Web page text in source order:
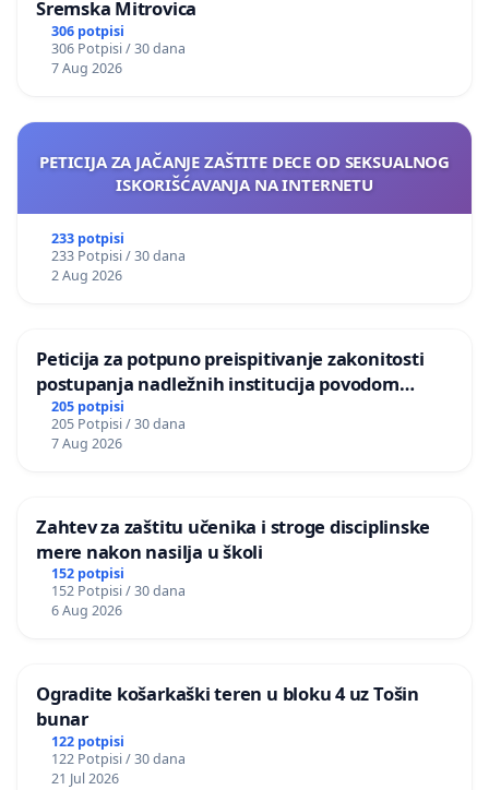
Sremska Mitrovica
306 potpisi
306 Potpisi / 30 dana
7 Aug 2026
PETICIJA ZA JAČANJE ZAŠTITE DECE OD SEKSUALNOG
ISKORIŠĆAVANJA NA INTERNETU
233 potpisi
233 Potpisi / 30 dana
2 Aug 2026
Peticija za potpuno preispitivanje zakonitosti
postupanja nadležnih institucija povodom
događaja u osnovnoj školi “Tatomir Anđelić” u
Mrčajevcima
205 potpisi
205 Potpisi / 30 dana
7 Aug 2026
Zahtev za zaštitu učenika i stroge disciplinske
mere nakon nasilja u školi
152 potpisi
152 Potpisi / 30 dana
6 Aug 2026
Ogradite košarkaški teren u bloku 4 uz Tošin
bunar
122 potpisi
122 Potpisi / 30 dana
21 Jul 2026